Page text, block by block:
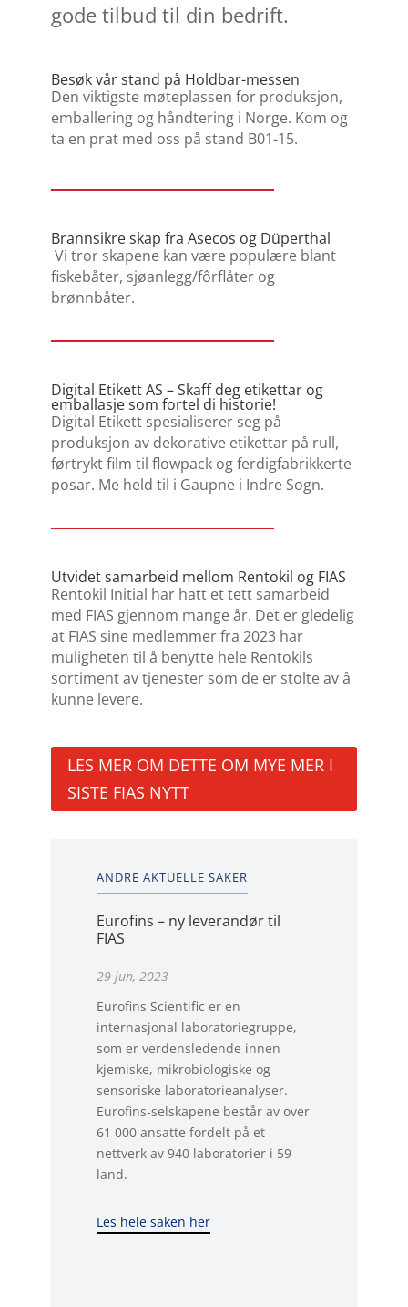
gode tilbud til din bedrift.
Besøk vår stand på Holdbar-messen
Den viktigste møteplassen for produksjon,
emballering og håndtering i Norge. Kom og
ta en prat med oss på stand B01-15.
Brannsikre skap fra Asecos og Düperthal
Vi tror skapene kan være populære blant
fiskebåter, sjøanlegg/fôrflåter og
brønnbåter.
Digital Etikett AS – Skaff deg etikettar og
emballasje som fortel di historie!
Digital Etikett spesialiserer seg på
produksjon av dekorative etikettar på rull,
førtrykt film til flowpack og ferdigfabrikkerte
posar. Me held til i Gaupne i Indre Sogn.
Utvidet samarbeid mellom Rentokil og FIAS
Rentokil Initial har hatt et tett samarbeid
med FIAS gjennom mange år. Det er gledelig
at FIAS sine medlemmer fra 2023 har
muligheten til å benytte hele Rentokils
sortiment av tjenester som de er stolte av å
kunne levere.
LES MER OM DETTE OM MYE MER I
SISTE FIAS NYTT
ANDRE AKTUELLE SAKER
Eurofins – ny leverandør til
FIAS
29 jun, 2023
Eurofins Scientific er en
internasjonal laboratoriegruppe,
som er verdensledende innen
kjemiske, mikrobiologiske og
sensoriske laboratorieanalyser.
Eurofins-selskapene består av over
61 000 ansatte fordelt på et
nettverk av 940 laboratorier i 59
land.
Les hele saken her